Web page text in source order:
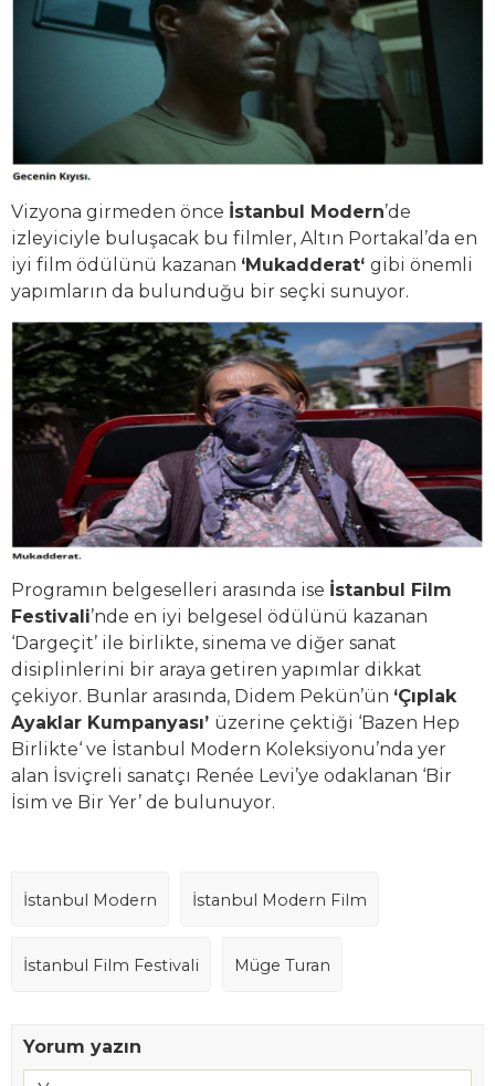
Vizyona girmeden önce İstanbul Modern’de
izleyiciyle buluşacak bu filmler, Altın Portakal’da en
iyi film ödülünü kazanan ‘Mukadderat‘ gibi önemli
yapımların da bulunduğu bir seçki sunuyor.
Programın belgeselleri arasında ise İstanbul Film
Festivali’nde en iyi belgesel ödülünü kazanan
‘Dargeçit’ ile birlikte, sinema ve diğer sanat
disiplinlerini bir araya getiren yapımlar dikkat
çekiyor. Bunlar arasında, Didem Pekün’ün ‘Çıplak
Ayaklar Kumpanyası’ üzerine çektiği ‘Bazen Hep
Birlikte‘ ve İstanbul Modern Koleksiyonu’nda yer
alan İsviçreli sanatçı Renée Levi’ye odaklanan ‘Bir
İsim ve Bir Yer’ de bulunuyor.
İstanbul Modern İstanbul Modern Film
İstanbul Film Festivali Müge Turan
Yorum yazın